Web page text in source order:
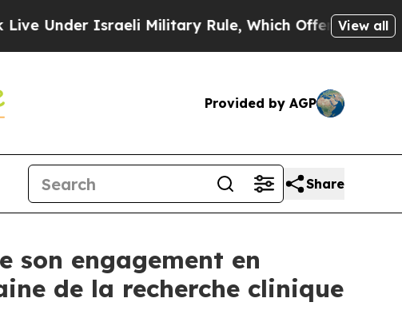
Israeli Military Rule, Which Offers Them few, if
View all
Provided by AGP
Share
son engagement en
de la recherche clinique